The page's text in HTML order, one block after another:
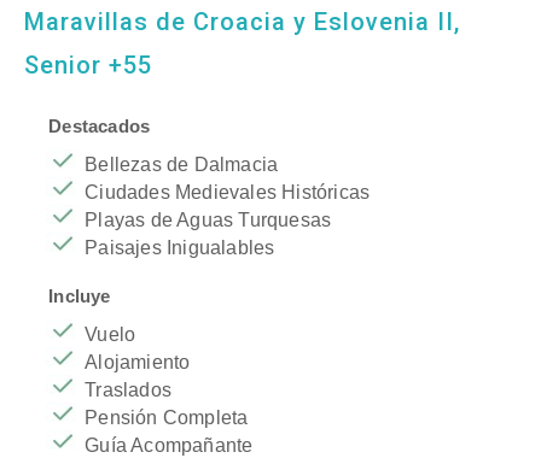
Maravillas de Croacia y Eslovenia II,
Senior +55
Destacados
Bellezas de Dalmacia
Ciudades Medievales Históricas
Playas de Aguas Turquesas
Paisajes Inigualables
Incluye
Vuelo
Alojamiento
Traslados
Pensión Completa
Guía Acompañante